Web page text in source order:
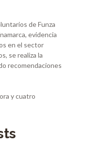
de Funza
evidencia
en el sector
se realiza la
recomendaciones
y cuatro